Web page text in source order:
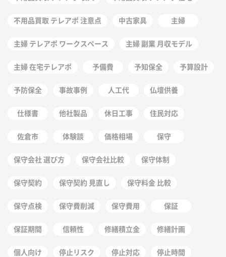
不用品買取 テレアポ 注意点 中古家具 主婦
主婦 テレアポ ワークスペース 主婦 副業 月収モデル
主婦 在宅テレアポ 予備費 予知保全 予算設計
予防保全 事故事例 人工代 仏壇供養
仕様書 他社製品 休日工事 住民対応
佐倉市 体験談 価格相場 保守
保守会社 選び方 保守会社比較 保守体制
保守契約 保守契約 見直し 保守料金 比較
保守点検 保守費削減 保守費用 保証
保証期間 信頼性 修繕積立金 修繕計画
個人向け 停止リスク 停止対応 停止時間